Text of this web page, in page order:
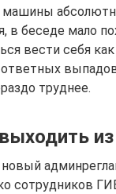
машины
в беседе мало
вести себя
труднее.
новый
сотрудников